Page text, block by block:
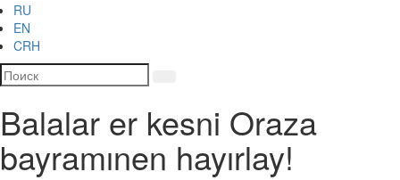
RU
EN
CRH
Balalar er kesni Oraza
bayramınen hayırlay!